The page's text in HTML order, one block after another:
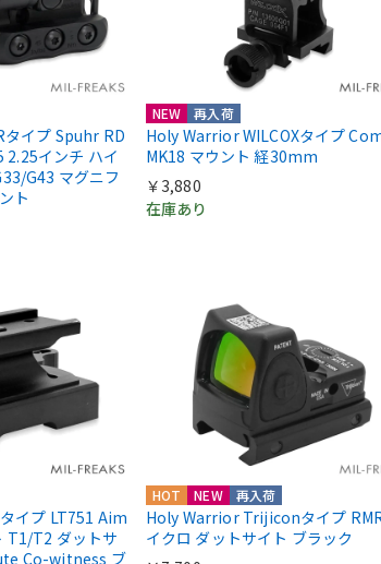
イプ Spuhr RD
インチ ハイ
G43 マグニフ
ト
NEW 再入荷
Holy Warrior WILCOXタイプ
MK18 マウント 経30mm
￥3,880
在庫あり
イプ LT751 Aim
T2 ダットサ
Co-witness ブ
HOT NEW 再入荷
Holy Warrior Trijiconタイプ
イクロ ダットサイト ブラック